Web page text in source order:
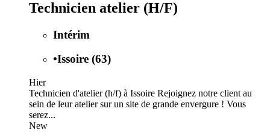
Technicien atelier (H/F)
Intérim
•Issoire (63)
Hier
Technicien d'atelier (h/f) à Issoire Rejoignez notre client au
sein de leur atelier sur un site de grande envergure ! Vous
serez...
New